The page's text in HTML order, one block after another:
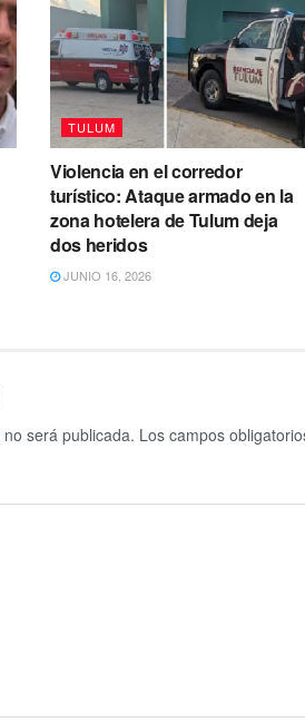
TULUM
Violencia en el corredor
turístico: Ataque armado en la
zona hotelera de Tulum deja
dos heridos
JUNIO 16, 2026
será publicada. Los campos